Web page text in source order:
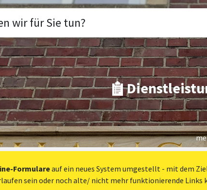
wir für Sie tun?
Formulareauf ein neues System umgestellt - mit dem
sein oder noch alte/ nicht mehr funktionierende Links